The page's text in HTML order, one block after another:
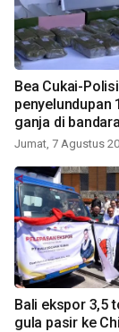
Bea Cukai-
penyelundupan
ganja di
Jumat, 7 Agustus
Bali ekspor 3,5
gula pasir ke